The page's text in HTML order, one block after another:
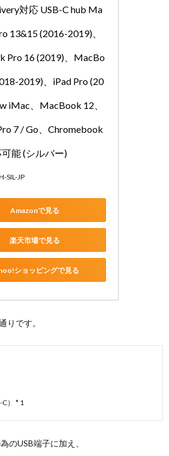
対応 USB-C hub Ma
13&15 (2016-2019)、
Pro 16 (2019)、MacBo
2019)、iPad Pro (20
iMac、MacBook 12、
7 / Go、Chromebook
能 (シルバー)
SIL-JP
Amazonで見る
楽天市場で見る
ショッピングで見る
りです。
C） * 1
のUSB端子に加え、